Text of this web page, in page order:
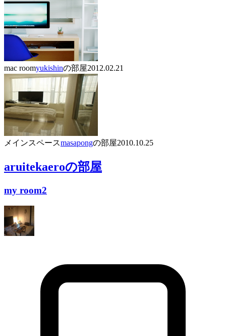
mac roomyukishinの部屋2012.02.21
メインスペースmasapongの部屋2010.10.25
aruitekaeroの部屋
my room2